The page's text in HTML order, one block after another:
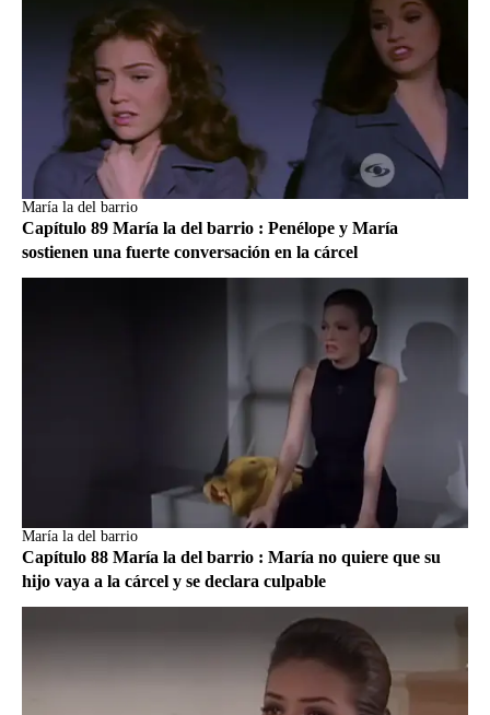
María la del barrio
Capítulo 89 María la del barrio : Penélope y María
sostienen una fuerte conversación en la cárcel
María la del barrio
Capítulo 88 María la del barrio : María no quiere que su
hijo vaya a la cárcel y se declara culpable